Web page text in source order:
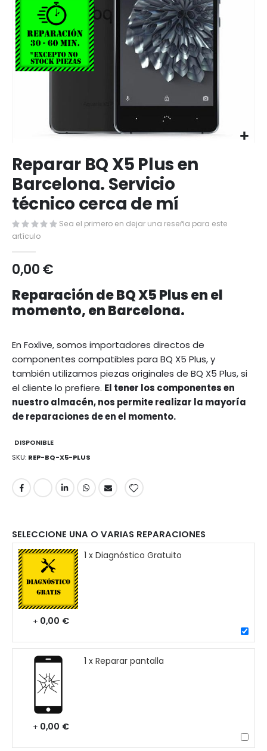
al
comienzo
de
la
galería
de
imágenes
Reparar BQ X5 Plus en
Barcelona. Servicio
técnico cerca de mí
Sea el primero en dejar una reseña para este
artículo
0,00 €
Reparación de BQ X5 Plus en el
momento, en Barcelona.
En Foxlive, somos importadores directos de
componentes compatibles para BQ X5 Plus, y
también utilizamos piezas originales de BQ X5 Plus, si
el cliente lo prefiere. El tener los componentes en
nuestro almacén, nos permite realizar la mayoría
de reparaciones de en el momento.
DISPONIBLE
SKU REP-BQ-X5-PLUS
SELECCIONE UNA O VARIAS REPARACIONES
1 x Diagnóstico Gratuito
+ 0,00 €
1 x Reparar pantalla
+ 0,00 €